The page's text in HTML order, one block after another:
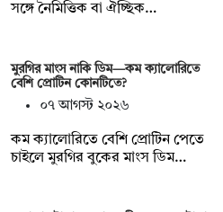
সঙ্গে নৈমিত্তিক বা ঐচ্ছিক…
মুরগির মাংস নাকি ডিম—কম ক্যালোরিতে
বেশি প্রোটিন কোনটিতে?
০৭ আগস্ট ২০২৬
কম ক্যালোরিতে বেশি প্রোটিন পেতে
চাইলে মুরগির বুকের মাংস ডিম…